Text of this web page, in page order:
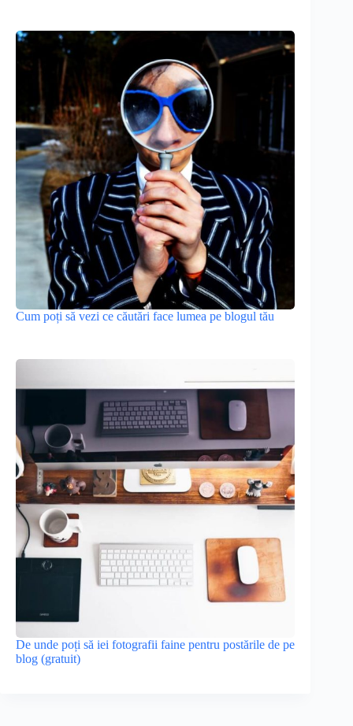
Cum poți să vezi ce căutări face lumea pe blogul tău
De unde poți să iei fotografii faine pentru postările de pe
blog (gratuit)